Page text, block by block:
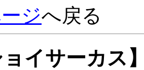
ジへ戻る
ョイサーカス